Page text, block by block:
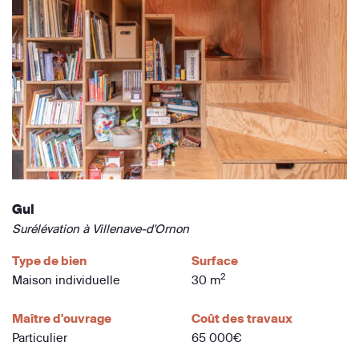
Gui
Surélévation à Villenave-d'Ornon
Type de bien
Maison individuelle
Surface
30 m2
Maître d'ouvrage
Particulier
Coût des travaux
65 000€